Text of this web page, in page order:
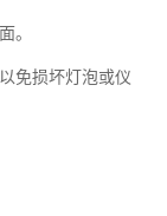
。
免损坏灯泡或仪